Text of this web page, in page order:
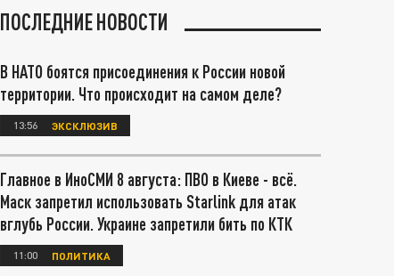
ПОСЛЕДНИЕ НОВОСТИ
В НАТО боятся присоединения к России новой
территории. Что происходит на самом деле?
13:56 ЭКСКЛЮЗИВ
Главное в ИноСМИ 8 августа: ПВО в Киеве - всё.
Маск запретил использовать Starlink для атак
вглубь России. Украине запретили бить по КТК
11:00 ПОЛИТИКА